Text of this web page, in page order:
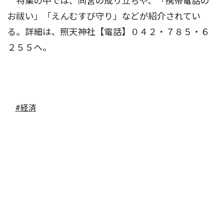
お祓い」「えんむすび守り」などが紹介されてい
る。詳細は、照天神社【電話】０４２・７８５・６
２５５へ。
#経済